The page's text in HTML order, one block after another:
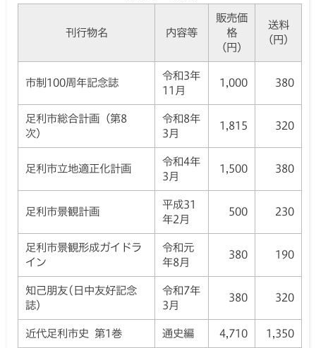
刊行物名 内容等
販売価
格
（円）
送料
（円）
市制100周年記念誌
令和3年
11月
1,000 380
足利市総合計画（第8
次）
令和8年
3月
1,815 320
足利市立地適正化計画
令和4年
3月
1,500 380
足利市景観計画
平成31
年2月
500 230
足利市景観形成ガイドラ
イン
令和元
年8月
380 190
知己朋友(日中友好記念
誌)
令和7年
3月
380 320
近代足利市史 第1巻 通史編 4,710 1,350